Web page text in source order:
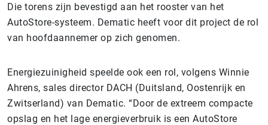
Die torens zijn bevestigd aan het rooster van het
AutoStore-systeem. Dematic heeft voor dit project de rol
van hoofdaannemer op zich genomen.
Energiezuinigheid speelde ook een rol, volgens Winnie
Ahrens, sales director DACH (Duitsland, Oostenrijk en
Zwitserland) van Dematic. “Door de extreem compacte
opslag en het lage energieverbruik is een AutoStore